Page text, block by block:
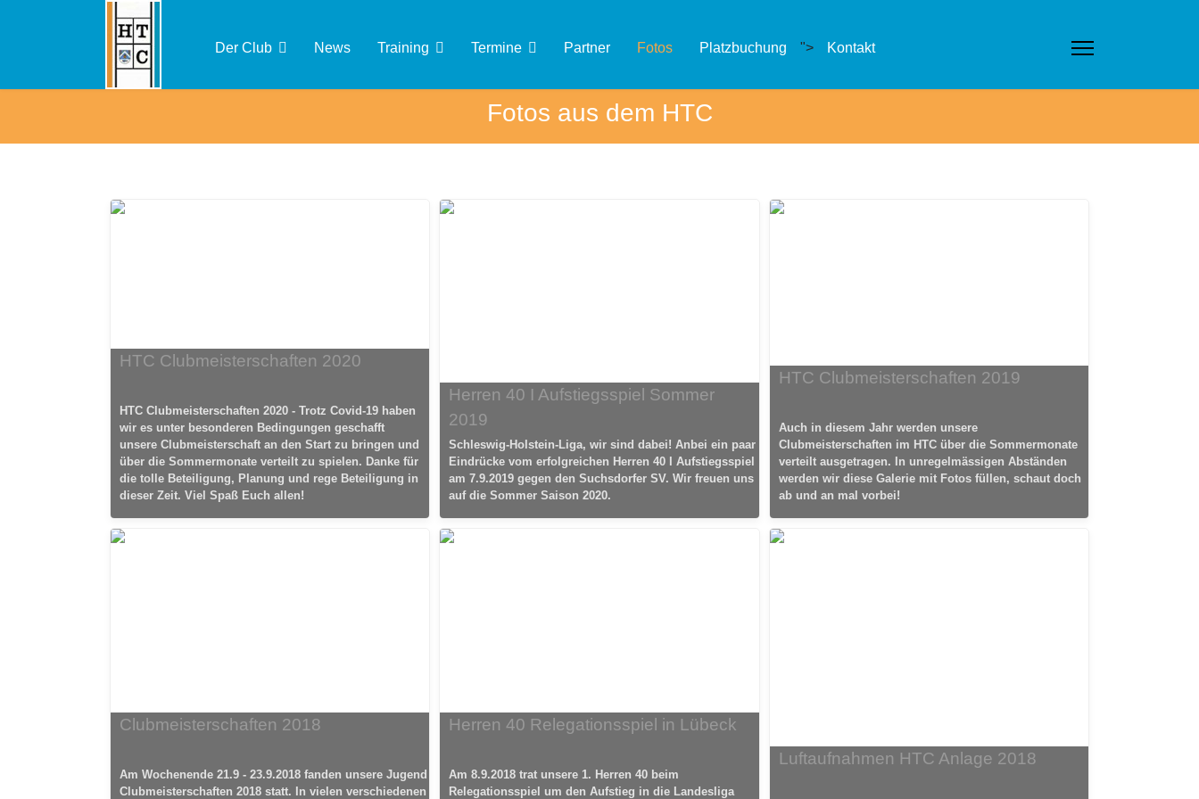
Der Club News Training Termine Partner Fotos Platzbuchung "> Kontakt
Fotos aus dem HTC
HTC Clubmeisterschaften 2020
HTC Clubmeisterschaften 2020 - Trotz Covid-19 haben
wir es unter besonderen Bedingungen geschafft
unsere Clubmeisterschaft an den Start zu bringen und
über die Sommermonate verteilt zu spielen. Danke für
die tolle Beteiligung, Planung und rege Beteiligung in
dieser Zeit. Viel Spaß Euch allen!
Herren 40 I Aufstiegsspiel Sommer
2019
Schleswig-Holstein-Liga, wir sind dabei! Anbei ein paar
Eindrücke vom erfolgreichen Herren 40 I Aufstiegsspiel
am 7.9.2019 gegen den Suchsdorfer SV. Wir freuen uns
auf die Sommer Saison 2020.
HTC Clubmeisterschaften 2019
Auch in diesem Jahr werden unsere
Clubmeisterschaften im HTC über die Sommermonate
verteilt ausgetragen. In unregelmässigen Abständen
werden wir diese Galerie mit Fotos füllen, schaut doch
ab und an mal vorbei!
Clubmeisterschaften 2018
Am Wochenende 21.9 - 23.9.2018 fanden unsere Jugend
Clubmeisterschaften 2018 statt. In vielen verschiedenen
Herren 40 Relegationsspiel in Lübeck
Am 8.9.2018 trat unsere 1. Herren 40 beim
Relegationsspiel um den Aufstieg in die Landesliga
Luftaufnahmen HTC Anlage 2018